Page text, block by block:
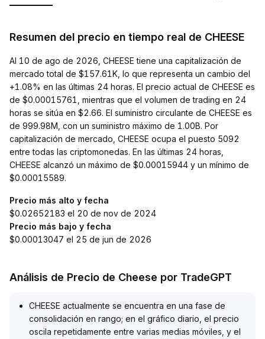
Resumen del precio en tiempo real de CHEESE
Al 10 de ago de 2026, CHEESE tiene una capitalización de
mercado total de $157.61K, lo que representa un cambio del
+1.08% en las últimas 24 horas. El precio actual de CHEESE es
de $0.00015761, mientras que el volumen de trading en 24
horas se sitúa en $2.66. El suministro circulante de CHEESE es
de 999.98M, con un suministro máximo de 1.00B. Por
capitalización de mercado, CHEESE ocupa el puesto 5092
entre todas las criptomonedas. En las últimas 24 horas,
CHEESE alcanzó un máximo de $0.00015944 y un mínimo de
$0.00015589.
Precio más alto y fecha
$0.02652183 el 20 de nov de 2024
Precio más bajo y fecha
$0.00013047 el 25 de jun de 2026
Análisis de Precio de Cheese por TradeGPT
CHEESE actualmente se encuentra en una fase de
consolidación en rango; en el gráfico diario, el precio
oscila repetidamente entre varias medias móviles, y el